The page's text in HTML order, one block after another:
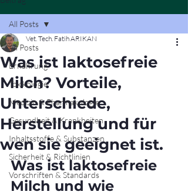
All Posts
Ernährung
Toxikologie
Medizin & Pharmakologie
Gesundheit & Krankheiten
Inhaltsstoffe & Substanzen
Sicherheit & Richtlinien
Vorschriften & Standards
All Posts
Was ist laktosefreie
Milch? Vorteile,
Unterschiede,
Herstellung und für
wen sie geeignet ist.
Vet. Tech. Fatih ARIKAN
Was ist laktosefreie
Milch und wie